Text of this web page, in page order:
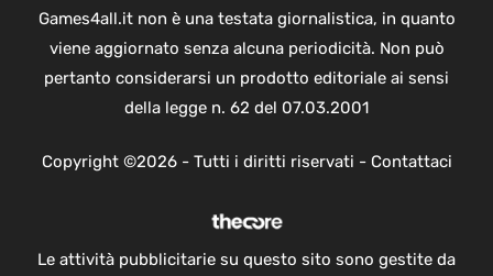
Games4all.it non è una testata giornalistica, in quanto
viene aggiornato senza alcuna periodicità. Non può
pertanto considerarsi un prodotto editoriale ai sensi
della legge n. 62 del 07.03.2001
Copyright ©2026 - Tutti i diritti riservati - Contattaci
Le attività pubblicitarie su questo sito sono gestite da